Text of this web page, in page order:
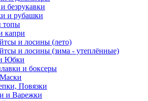
безрукавки
и рубашки
топы
капри
и лосины (лето)
и лосины (зима - утеплённые)
Юбки
и боксеры
Повязки
и Варежки